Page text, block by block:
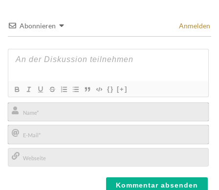
Abonnieren Anmelden
{} [+]
Name*
E-
Mail*